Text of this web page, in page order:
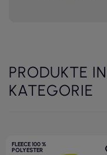
PRODUKTE
KATEGORIE
FLEECE 100 %
POLYESTER